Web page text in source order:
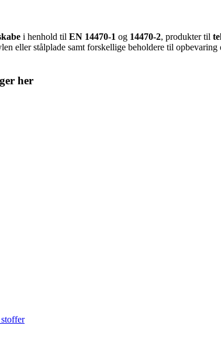
i henhold til EN 14470-1 og 14470-2, produkter til
eller stålplade samt forskellige beholdere til opbevaring
her